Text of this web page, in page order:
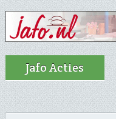
Jafo Acties